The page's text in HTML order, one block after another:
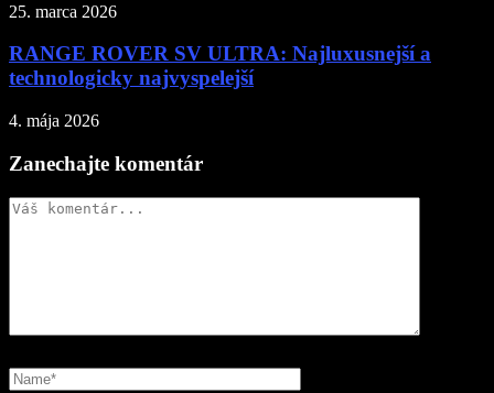
25. marca 2026
RANGE ROVER SV ULTRA: Najluxusnejší a
technologicky najvyspelejší
4. mája 2026
Zanechajte komentár